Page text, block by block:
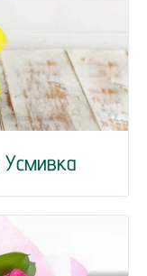
Усмивка